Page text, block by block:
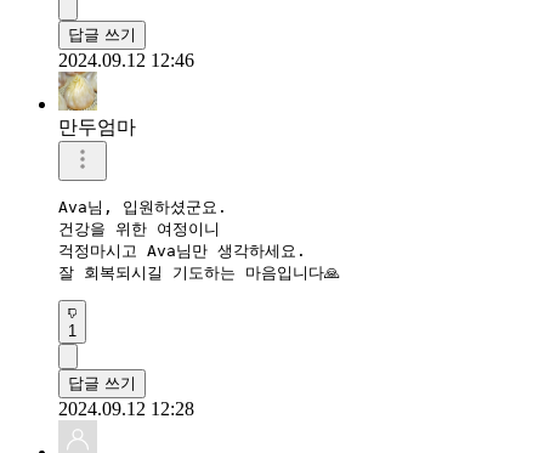
답글 쓰기
2024.09.12 12:46
만두엄마
Ava님, 입원하셨군요.
건강을 위한 여정이니
걱정마시고 Ava님만 생각하세요.
1
답글 쓰기
2024.09.12 12:28